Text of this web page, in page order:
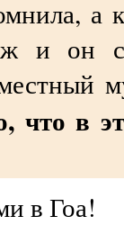
а
и он
что в
в Гоа!